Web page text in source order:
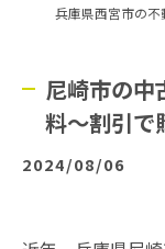
尼崎市の中
料～割引で
2024/08/06